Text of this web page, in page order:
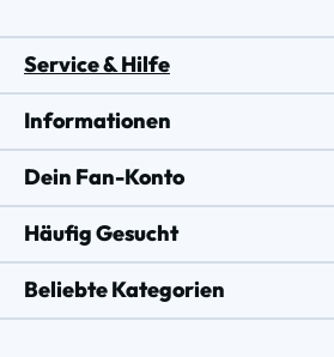
Service & Hilfe
Informationen
Dein Fan-Konto
Häufig Gesucht
Beliebte Kategorien